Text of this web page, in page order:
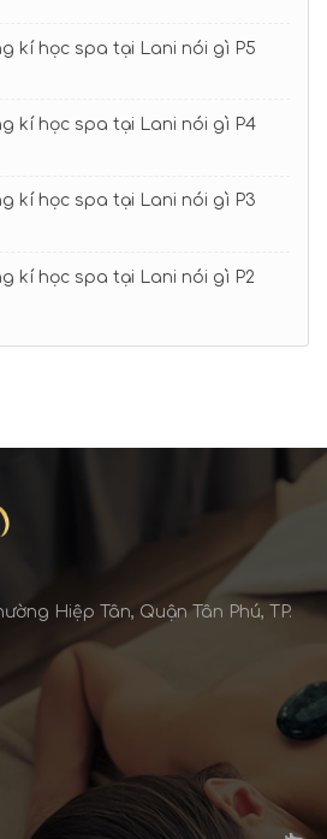
kí học spa tại Lani nói gì P5
kí học spa tại Lani nói gì P4
kí học spa tại Lani nói gì P3
kí học spa tại Lani nói gì P2
Hiệp Tân, Quận Tân Phú, TP.